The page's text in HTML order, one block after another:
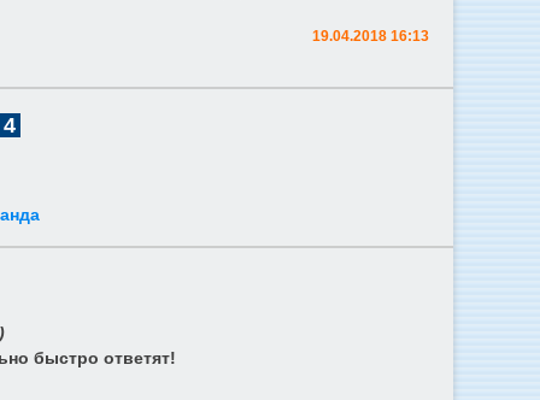
19.04.2018 16:13
4
быстро ответят!